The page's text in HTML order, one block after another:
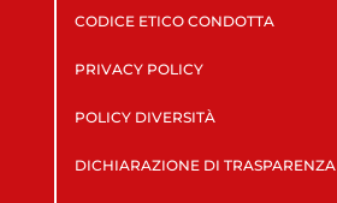
CODICE ETICO CONDOTTA
PRIVACY POLICY
POLICY DIVERSITÀ
DICHIARAZIONE DI TRASPARENZA